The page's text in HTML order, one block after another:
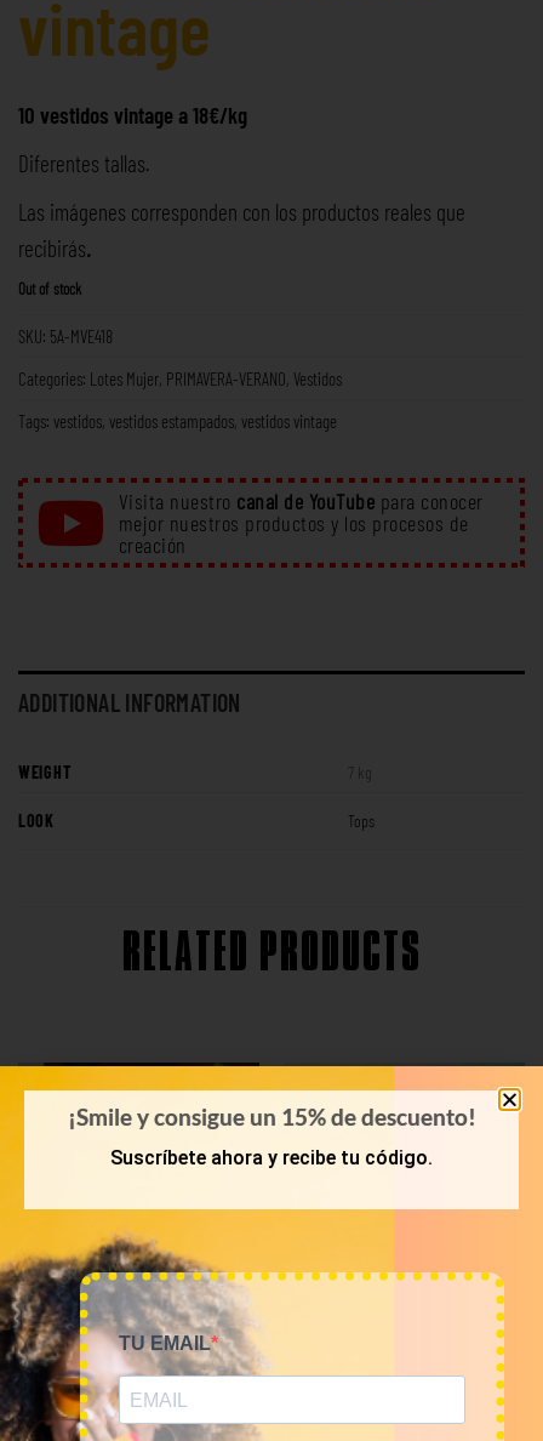
vintage
10 vestidos vintage a 18€/kg
Diferentes tallas.
Las imágenes corresponden con los productos reales que
recibirás.
Out of stock
SKU: 5A-MVE418
Categories: Lotes Mujer PRIMAVERA-VERANO Vestidos
Tags: vestidos vestidos estampados vestidos vintage
Visita nuestro canal de YouTube para conocer
mejor nuestros productos y los procesos de
creación
ADDITIONAL INFORMATION
WEIGHT 7 kg
LOOK Tops
RELATED PRODUCTS
KILOS
Mix vestidos vintage
KILOS
Mix shorts vintage 12€/kg
¡Smile y consigue un 15% de descuento!
Suscríbete ahora y recibe tu código.
TU EMAIL